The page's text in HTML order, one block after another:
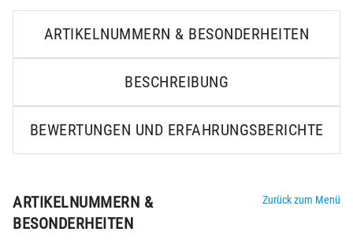
ARTIKELNUMMERN & BESONDERHEITEN
BESCHREIBUNG
BEWERTUNGEN UND ERFAHRUNGSBERICHTE
ARTIKELNUMMERN &
BESONDERHEITEN
Zurück zum Menü